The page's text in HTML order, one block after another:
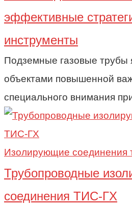
эффективные
инструменты
Подземные газовые трубы
объектами повышенной
специального внимания
Изолирующие соединения
Трубопроводные
соединения ТИС-ГХ